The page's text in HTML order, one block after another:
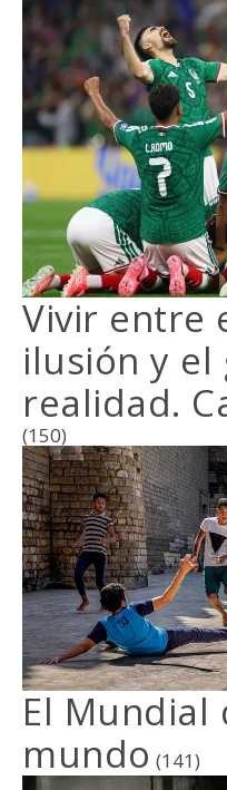
Vivir entre
ilusión y el
realidad.
(150)
El Mundial
mundo (141)